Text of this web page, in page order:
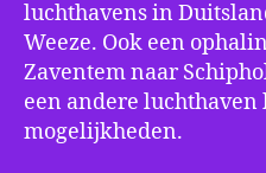
luchthavens in
Weeze. Ook een
Zaventem naar
een andere luchthaven
mogelijkheden.